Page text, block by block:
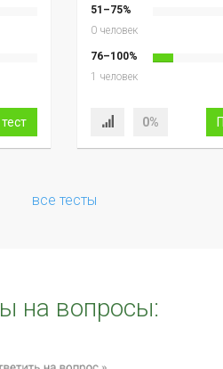
51–75%
0 человек
76–100%
1 человек
0%
все тесты
на вопросы: